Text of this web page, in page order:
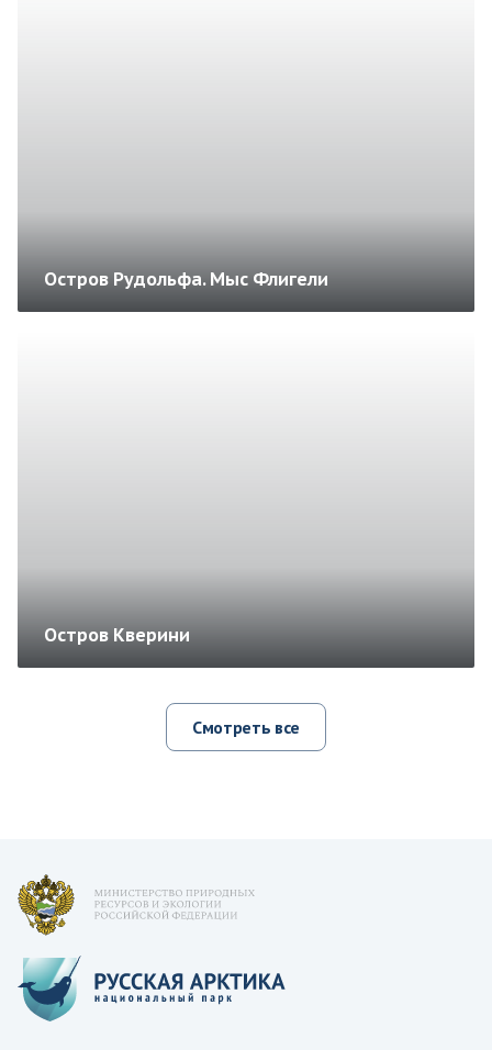
Остров Рудольфа. Мыс Флигели
Остров Кверини
Смотреть все